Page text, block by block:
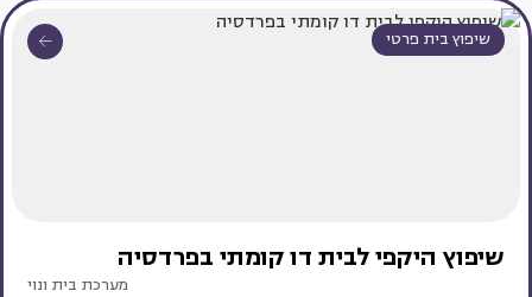
שיפוץ בית פרטי
שיפוץ היקפי לבית דו קומתי בפרדסיה
מערכת בית ונוי